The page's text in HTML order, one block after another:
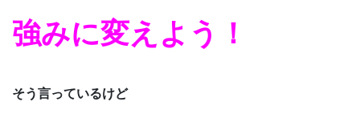
強みに変えよう！
そう言っているけど